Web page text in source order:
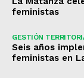
feministas
GESTIÓN
Seis años
feministas en